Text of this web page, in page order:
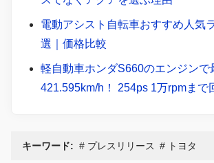
電動アシスト自転車おすすめ人気
選｜価格比較
軽自動車ホンダS660のエンジンで
421.595km/h！ 254ps 1万rpmまで
キーワード: プレスリリース トヨタ